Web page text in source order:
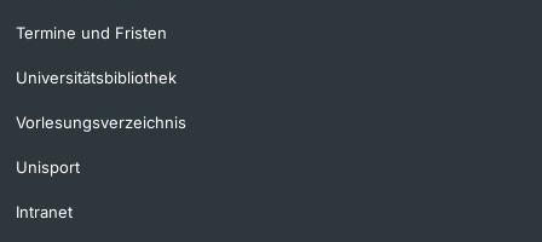
Termine und Fristen
Universitätsbibliothek
Vorlesungsverzeichnis
Unisport
Intranet